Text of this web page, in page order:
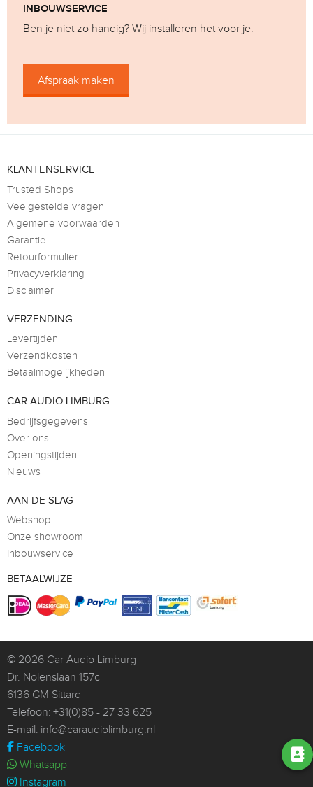
INBOUWSERVICE
Ben je niet zo handig? Wij installeren het voor je.
Afspraak maken
KLANTENSERVICE
Trusted Shops
Veelgestelde vragen
Algemene voorwaarden
Garantie
Retourformulier
Privacyverklaring
Disclaimer
VERZENDING
Levertijden
Verzendkosten
Betaalmogelijkheden
CAR AUDIO LIMBURG
Bedrijfsgegevens
Over ons
Openingstijden
Nieuws
AAN DE SLAG
Webshop
Onze showroom
Inbouwservice
BETAALWIJZE
© 2026 Car Audio Limburg
Dr. Nolenslaan 157c
6136 GM Sittard
Telefoon: +31(0)85 - 27 33 625
E-mail: info@caraudiolimburg.nl
Facebook
Whatsapp
Instagram